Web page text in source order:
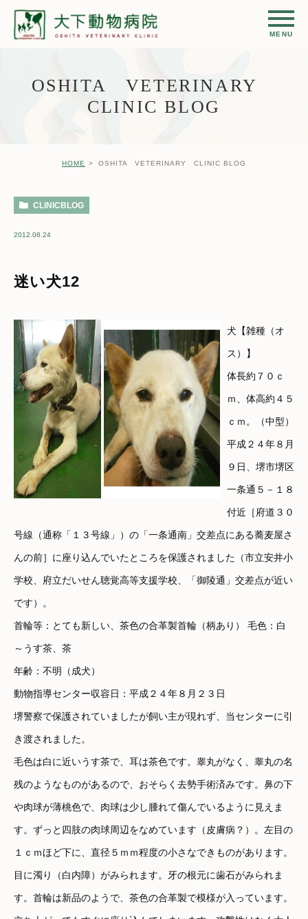
OSHITA VETERINARY
CLINIC BLOG
HOME OSHITA VETERINARY CLINIC BLOG
CLINICBLOG
2012.08.24
迷い犬12
犬【雑種（オ
ス）】
体長約７０ｃ
ｍ、体高約４５
ｃｍ。（中型）
平成２４年８月
９日、堺市堺区
一条通５－１８
付近［府道３０
号線（通称「１３号線」）の「一条通南」交差点にある蕎麦屋さ
んの前］に座り込んでいたところを保護されました（市立安井小
学校、府立だいせん聴覚高等支援学校、「御陵通」交差点が近い
です）。
首輪等：とても新しい、茶色の合革製首輪（柄あり） 毛色：白
～うす茶、茶
年齢：不明（成犬）
動物指導センター収容日：平成２４年８月２３日
堺警察で保護されていましたが飼い主が現れず、当センターに引
き渡されました。
毛色は白に近いうす茶で、耳は茶色です。睾丸がなく、睾丸の名
残のようなものがあるので、おそらく去勢手術済みです。鼻の下
や肉球が薄桃色で、肉球は少し腫れて傷んでいるように見えま
す。ずっと四肢の肉球周辺をなめています（皮膚病？）。左目の
１ｃｍほど下に、直径５ｍｍ程度の小さなできものがあります。
目に濁り（白内障）がみられます。牙の根元に歯石がみられま
す。首輪は新品のようで、茶色の合革製で模様が入っています。